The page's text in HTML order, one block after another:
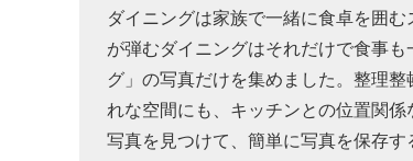
ダイニングは家族で一緒に食卓を囲
が弾むダイニングはそれだけで食事
グ」の写真だけを集めました。整理
れな空間にも、キッチンとの位置関
写真を見つけて、簡単に写真を保存